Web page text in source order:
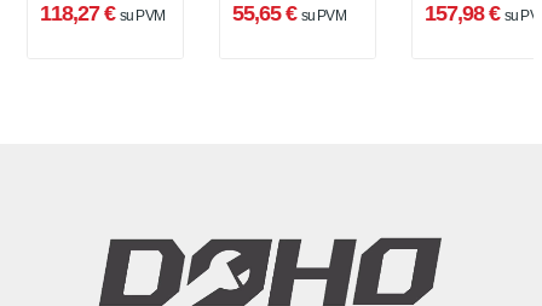
118,27 € su PVM 55,65 € su PVM 157,98 € su